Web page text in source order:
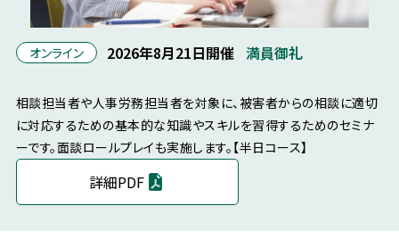
オンライン 2026年8月21日開催 満員御礼
相談担当者や人事労務担当者を対象に、被害者からの相談に適切
に対応するための基本的な知識やスキルを習得するためのセミナ
ーです。面談ロールプレイも実施します。【半日コース】
詳細PDF